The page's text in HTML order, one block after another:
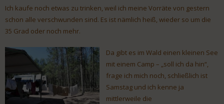
Ich kaufe noch etwas zu trinken, weil ich meine Vorräte von gestern
schon alle verschwunden sind. Es ist nämlich heiß, wieder so um die
35 Grad oder noch mehr.
Da gibt es im Wald einen kleinen See
mit einem Camp – „soll ich da hin“,
frage ich mich noch, schließlich ist
Samstag und ich kenne ja
mittlerweile die